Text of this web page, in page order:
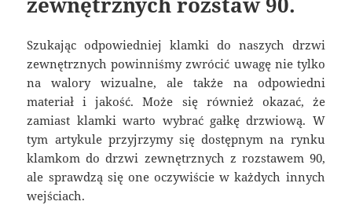
Szukając odpowiedniej klamki do naszych drzwi
zewnętrznych powinniśmy zwrócić uwagę nie tylko
na walory wizualne, ale także na odpowiedni
materiał i jakość. Może się również okazać, że
zamiast klamki warto wybrać gałkę drzwiową. W
tym artykule przyjrzymy się dostępnym na rynku
klamkom do drzwi zewnętrznych z rozstawem 90,
ale sprawdzą się one oczywiście w każdych innych
wejściach.